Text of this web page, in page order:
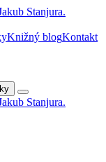
Knižný blogKontakt